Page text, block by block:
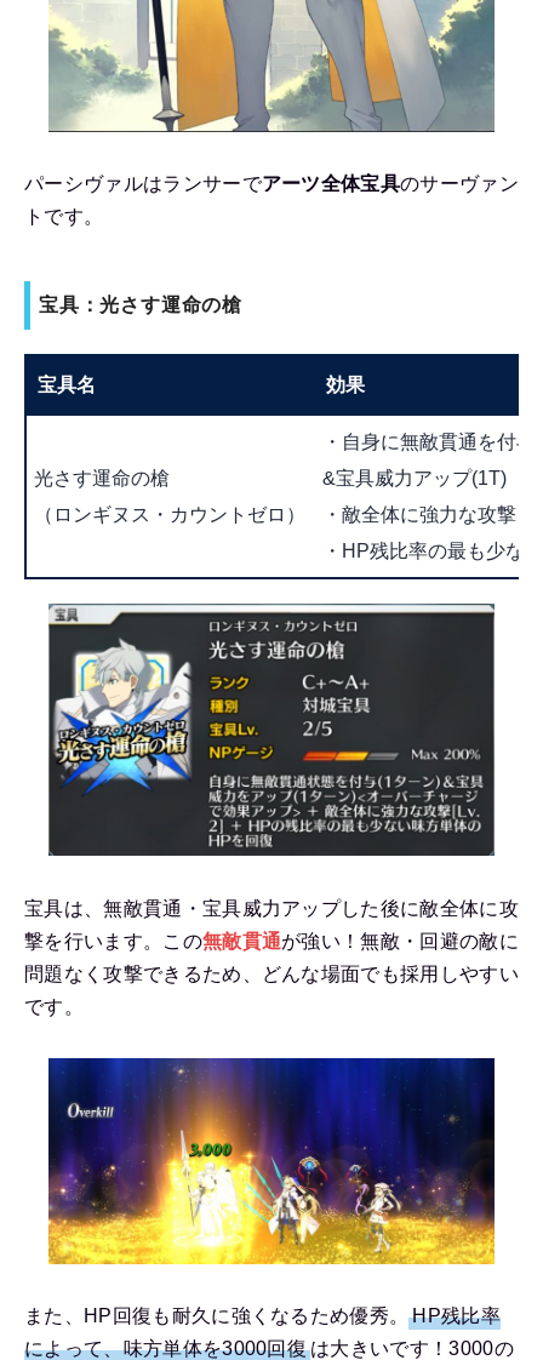
パーシヴァルはランサーでアーツ全体宝具のサーヴァン
トです。
宝具：光さす運命の槍
宝具名 効果
光さす運命の槍
（ロンギヌス・カウントゼロ）
・自身に無敵貫通を付与
&宝具威力アップ(1T)
・敵全体に強力な攻撃
・HP残比率の最も少な
宝具は、無敵貫通・宝具威力アップした後に敵全体に攻
撃を行います。この無敵貫通が強い！無敵・回避の敵に
問題なく攻撃できるため、どんな場面でも採用しやすい
です。
また、HP回復も耐久に強くなるため優秀。HP残比率
によって、味方単体を3000回復 は大きいです！3000の